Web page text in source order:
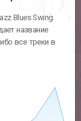
Blues Swing
название
все треки в